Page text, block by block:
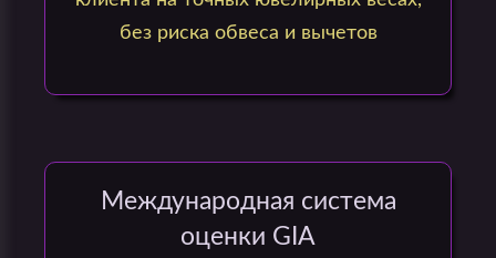
без риска обвеса и вычетов
Международная система
оценки GIA